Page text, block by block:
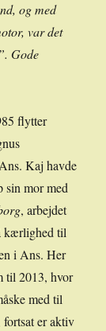
og med
var det
Gode
flytter
Kaj havde
sin mor med
, arbejdet
kærlighed til
i Ans. Her
til 2013, hvor
med til
er aktiv